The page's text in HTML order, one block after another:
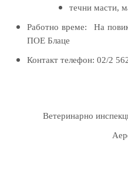
течни масти,
Работно време:
На
ПОЕ Блаце
Контакт телефон: 02/2
Ветеринарно